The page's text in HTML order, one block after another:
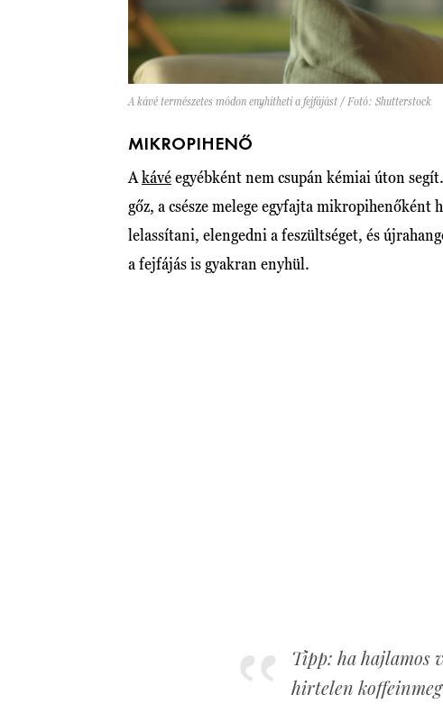
A kávé természetes módon enyhítheti a fejfájást / Fotó: Shutterstock
MIKROPIHENŐ
Akávéegyébként nem csupán kémiai úton
gőz, a csésze melege egyfajta mikropihenőként
lelassítani, elengedni a feszültséget, és
a fejfájás is gyakran enyhül.
Tipp: ha hajlamos
hirtelen